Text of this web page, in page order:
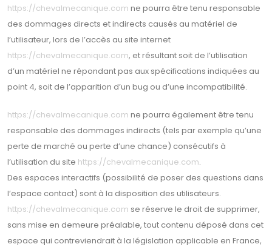
https://chevalmecanique.com ne pourra être tenu responsable
des dommages directs et indirects causés au matériel de
l’utilisateur, lors de l’accès au site internet
https://chevalmecanique.com, et résultant soit de l’utilisation
d’un matériel ne répondant pas aux spécifications indiquées au
point 4, soit de l’apparition d’un bug ou d’une incompatibilité.
https://chevalmecanique.com ne pourra également être tenu
responsable des dommages indirects (tels par exemple qu’une
perte de marché ou perte d’une chance) consécutifs à
l’utilisation du site https://chevalmecanique.com.
Des espaces interactifs (possibilité de poser des questions dans
l’espace contact) sont à la disposition des utilisateurs.
https://chevalmecanique.com se réserve le droit de supprimer,
sans mise en demeure préalable, tout contenu déposé dans cet
espace qui contreviendrait à la législation applicable en France,